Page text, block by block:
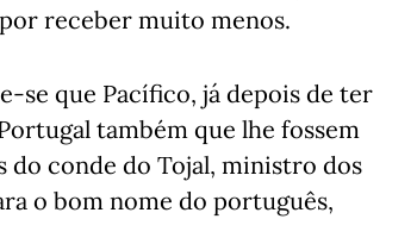
receber muito menos.
se que Pacífico, já depois de ter
também que lhe fossem
do conde do Tojal, ministro dos
o bom nome do português,